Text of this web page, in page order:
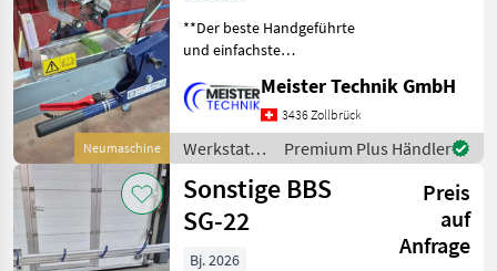
Neumaschine
**Der beste Handgeführte
und einfachste
momentan auf dem Markt
gibt!!** Folgende Varianten
sind erhältlich: **Shark-
175** Für Messerlänge
Meister Technik GmbH
3436 Zollbrück
Werkstatt /
Kersten
Premium Plus Händler
Sonstige BBS
SG-22
Preis
auf
Anfrage
Bj. 2026